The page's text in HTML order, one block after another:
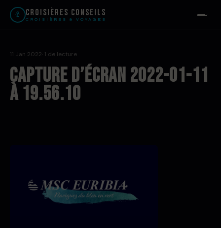
Croisières Conseils
CROISIÈRES & VOYAGES
11 Jan 2022 · 1 de lecture
Capture d’écran 2022-01-11
à 19.56.10